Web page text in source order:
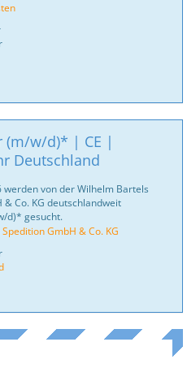
(m/w/d)* | CE |
Deutschland
werden von der Wilhelm Bartels
& Co. KG deutschlandweit
d)* gesucht.
GmbH & Co. KG